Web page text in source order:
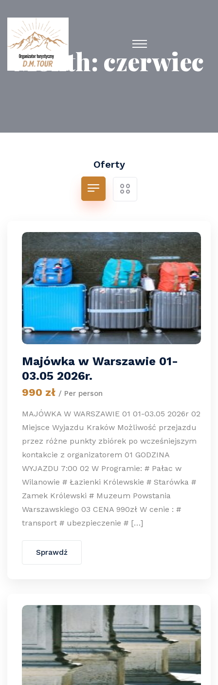
Month: czerwiec
Oferty
Majówka w Warszawie 01-
03.05 2026r.
990 zł / Per person
MAJÓWKA W WARSZAWIE 01 01-03.05 2026r 02
Miejsce Wyjazdu Kraków Możliwość przejazdu
przez różne punkty zbiórek po wcześniejszym
kontakcie z organizatorem 01 GODZINA
WYJAZDU 7:00 02 W Programie: # Pałac w
Wilanowie # Łazienki Królewskie # Starówka #
Zamek Królewski # Muzeum Powstania
Warszawskiego 03 CENA 990zł W cenie : #
transport # ubezpieczenie # […]
Sprawdź